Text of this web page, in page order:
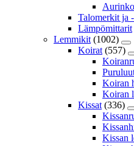
Talomerkit ja
Lämpömittarit
Lemmikit (1002)
Koirat (557)
Koiran
Koiran
Kissat (336)
Kissan